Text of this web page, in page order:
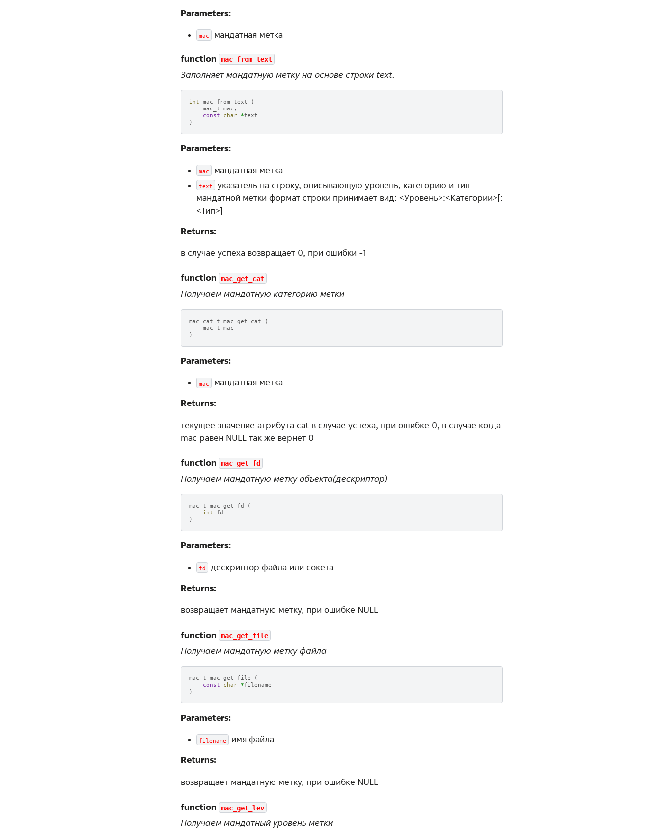
Parameters:
mac мандатная метка
function mac_from_text
Заполняет мандатную метку на основе строки text.
int mac_from_text
(
mac_t mac ,
const
char *text
)
Parameters:
mac мандатная метка
text
указатель на строку, описывающую уровень, категорию и тип
мандатной метки формат строки принимает вид: <Уровень>:<Категории>[:
<Тип>]
Returns:
в случае успеха возвращает 0, при ошибки -1
function mac_get_cat
Получаем мандатную категорию метки
mac_cat_t mac_get_cat
(
mac_t mac
)
Parameters:
mac мандатная метка
Returns:
текущее значение атрибута cat в случае успеха, при ошибке 0, в случае когда
mac равен NULL так же вернет 0
function mac_get_fd
Получаем мандатную метку объекта(дескриптор)
mac_t mac_get_fd
(
int
fd
)
Parameters:
fd дескриптор файла или сокета
Returns:
возвращает мандатную метку, при ошибке NULL
function mac_get_file
Получаем мандатную метку файла
mac_t mac_get_file
(
const
char *filename
)
Parameters:
filename имя файла
Returns:
возвращает мандатную метку, при ошибке NULL
function mac_get_lev
Получаем мандатный уровень метки